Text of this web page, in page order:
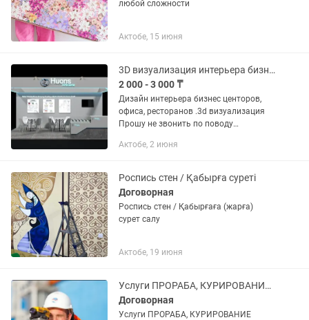
любой сложности
Актобе, 15 июня
3D визуализация интерьера бизнес объекта
2 000 - 3 000 ₸
Дизайн интерьера бизнес центоров,
офиса, ресторанов .3d визуализация
Прошу не звонить по поводу
Актобе, 2 июня
Роспись стен / Қабырға суреті
Договорная
Роспись стен / Қабырғаға (жарға)
сурет салу
Актобе, 19 июня
Услуги ПРОРАБА, КУРИРОВАНИЕ СТР.ПРОЕКТА, ПОМОЩЬ ПО СТРОИТЕЛЬСТВУ
Договорная
Услуги ПРОРАБА, КУРИРОВАНИЕ